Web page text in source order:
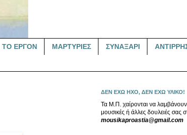
ΤΟ ΕΡΓΟΝ ΜΑΡΤΥΡΙΕΣ ΣΥΝΑΞΑΡΙ
ΔΕΝ ΕΧΩ ΗΧΟ, ΔΕΝ ΕΧΩ ΥΛΙΚΟ!
Τα Μ.Π. χαίρονται να λαμβάνουν
μουσικές ή άλλες δουλειές σας
mousikaproastia@gmail.com